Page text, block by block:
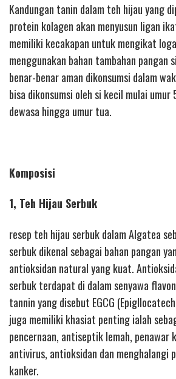
Kandungan tanin dalam teh hijau yang
protein kolagen akan menyusun ligan
memiliki kecakapan untuk mengikat
menggunakan bahan tambahan pangan
benar-benar aman dikonsumsi dalam
bisa dikonsumsi oleh si kecil mulai umur
dewasa hingga umur tua.
Komposisi
1, Teh Hijau Serbuk
resep teh hijau serbuk dalam Algatea
serbuk dikenal sebagai bahan pangan
antioksidan natural yang kuat.
serbuk terdapat di dalam senyawa
tannin yang disebut EGCG
juga memiliki khasiat penting ialah
pencernaan, antiseptik lemah, penawar
antivirus, antioksidan dan menghalangi
kanker.